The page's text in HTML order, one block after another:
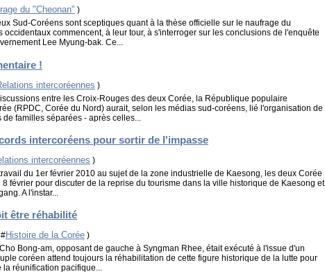
du "Cheonan" )
Sud-Coréens sont sceptiques quant à la thèse officielle sur le naufrage du
occidentaux commencent, à leur tour, à s'interroger sur les conclusions de l'enquête
Lee Myung-bak. Ce...
!
intercoréennes )
entre les Croix-Rouges des deux Corée, la République populaire
(RPDC, Corée du Nord) aurait, selon les médias sud-coréens, lié l'organisation de
familles séparées - après celles...
intercoréens pour sortir de l'impasse
intercoréennes )
du 1er février 2010 au sujet de la zone industrielle de Kaesong, les deux Corée
8 février pour discuter de la reprise du tourisme dans la ville historique de Kaesong et
A l'instar...
être réhabilité
Histoire de la Corée )
Cho Bong-am, opposant de gauche à Syngman Rhee, était exécuté à l'issue d'un
coréen attend toujours la réhabilitation de cette figure historique de la lutte pour
la réunification pacifique...